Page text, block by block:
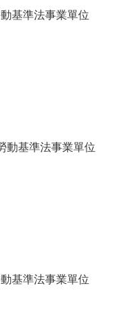
基準法事業單位
動基準法事業單位
基準法事業單位